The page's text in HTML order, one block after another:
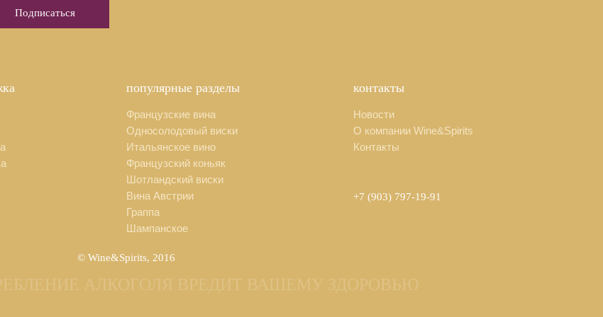
популярные разделы
Французские вина
Односолодовый виски
Итальянское вино
Французский коньяк
Шотландский виски
Вина Австрии
Граппа
Шампанское
контакты
Новости
О компании Wine&Spirits
Контакты
+7 (903) 797-19-91
© Wine&Spirits, 2016
АЛКОГОЛЯ ВРЕДИТ ВАШЕМУ ЗДОРОВЬЮ